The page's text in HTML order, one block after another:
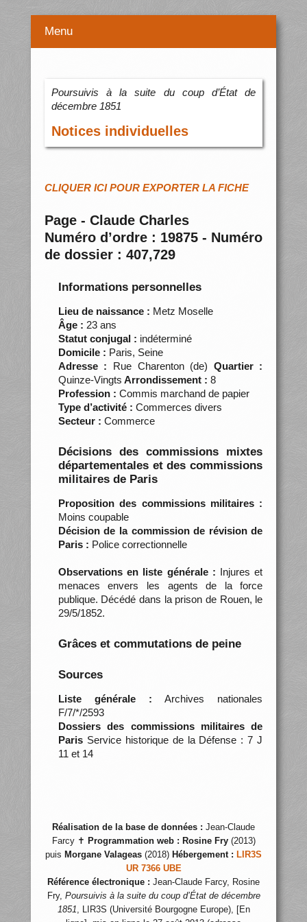
Menu
Poursuivis à la suite du coup d’État de
décembre 1851
Notices individuelles
CLIQUER ICI POUR EXPORTER LA FICHE
Page - Claude Charles
Numéro d’ordre : 19875 - Numéro
de dossier : 407,729
Informations personnelles
Lieu de naissance : Metz Moselle
Âge : 23 ans
Statut conjugal : indéterminé
Domicile : Paris, Seine
Adresse : Rue Charenton (de) Quartier :
Quinze-Vingts Arrondissement : 8
Profession : Commis marchand de papier
Type d’activité : Commerces divers
Secteur : Commerce
Décisions des commissions mixtes
départementales et des commissions
militaires de Paris
Proposition des commissions militaires :
Moins coupable
Décision de la commission de révision de
Paris : Police correctionnelle
Observations en liste générale : Injures et
menaces envers les agents de la force
publique. Décédé dans la prison de Rouen, le
29/5/1852.
Grâces et commutations de peine
Sources
Liste générale : Archives nationales
F/7/*/2593
Dossiers des commissions militaires de
ParisService historique de la Défense : 7 J
11 et 14
Réalisation de la base de données : Jean-Claude
Farcy ✝ Programmation web : Rosine Fry(2013)
puis Morgane Valageas (2018) Hébergement : LIR3S
UR 7366 UBE
Référence électronique : Jean-Claude Farcy, Rosine
Fry, Poursuivis à la suite du coup d’État de décembre
1851, LIR3S (Université Bourgogne Europe), [En